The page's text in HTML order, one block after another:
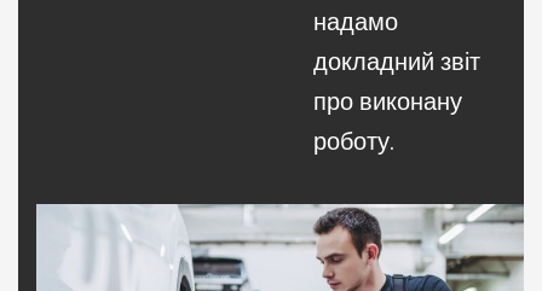
надамо
докладний звіт
про виконану
роботу.